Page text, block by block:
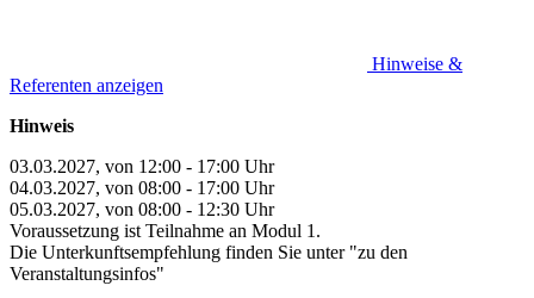
Hinweise &
Referenten anzeigen
Hinweis
03.03.2027, von 12:00 - 17:00 Uhr
04.03.2027, von 08:00 - 17:00 Uhr
05.03.2027, von 08:00 - 12:30 Uhr
Voraussetzung ist Teilnahme an Modul 1.
Die Unterkunftsempfehlung finden Sie unter "zu den
Veranstaltungsinfos"